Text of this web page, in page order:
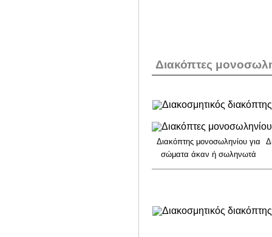
Διακόπτες
Διακόπτης μονοσωληνίου για
σώματα άκαν ή σωληνωτά